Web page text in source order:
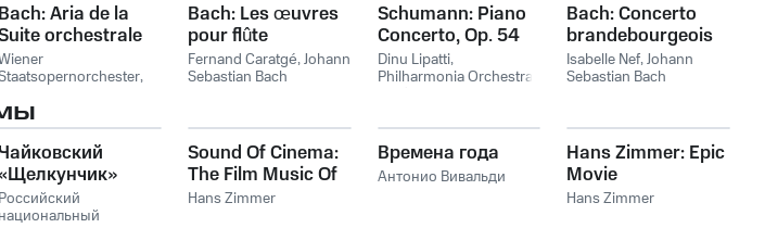
Bach: Aria de la
orchestrale
3 - Handel:
de Xerxès ,
Bach: Les œuvres
pour flûte
Fernand Caratgé,Johann
Sebastian Bach
Schumann: Piano
Concerto, Op. 54
Dinu Lipatti,
Philharmonia Orchestra
Gieseking,Philharmonia
Orchestra, Herbert von
Karajan, Walter
Gieseking ,Johann
Bach: Concerto
brandebourgeois
No. 5 & Concerto
pour clavecin No. 4
Isabelle Nef,Johann
Sebastian Bach
Российский
национальный
Sound Of Cinema:
The Film Music Of
Hans Zimmer
Hans Zimmer
Времена года
Антонио Вивальди
Hans Zimmer: Epic
Movie
Soundtracks
Hans Zimmer